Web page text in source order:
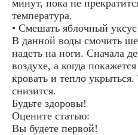
минут, пока не
температура.
• Смешать яблочный
В данной воды смочить
надеть на ноги. Сначала
воздухе, а когда
кровать и тепло
снизится.
Будьте здоровы!
Оцените статью:
Вы будете первой!